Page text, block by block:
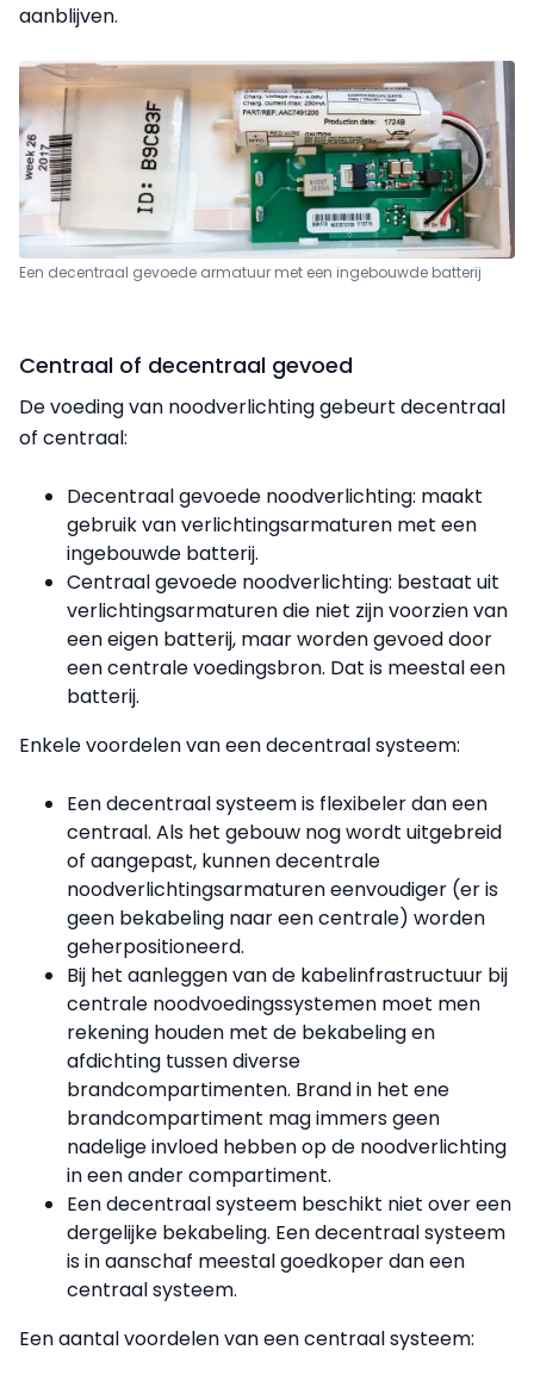
aanblijven.
Een decentraal gevoede armatuur met een ingebouwde batterij
Centraal of decentraal gevoed
De voeding van noodverlichting gebeurt decentraal
of centraal:
Decentraal gevoede noodverlichting: maakt
gebruik van verlichtingsarmaturen met een
ingebouwde batterij.
Centraal gevoede noodverlichting: bestaat uit
verlichtingsarmaturen die niet zijn voorzien van
een eigen batterij, maar worden gevoed door
een centrale voedingsbron. Dat is meestal een
batterij.
Enkele voordelen van een decentraal systeem:
Een decentraal systeem is flexibeler dan een
centraal. Als het gebouw nog wordt uitgebreid
of aangepast, kunnen decentrale
noodverlichtingsarmaturen eenvoudiger (er is
geen bekabeling naar een centrale) worden
geherpositioneerd.
Bij het aanleggen van de kabelinfrastructuur bij
centrale noodvoedingssystemen moet men
rekening houden met de bekabeling en
afdichting tussen diverse
brandcompartimenten. Brand in het ene
brandcompartiment mag immers geen
nadelige invloed hebben op de noodverlichting
in een ander compartiment.
Een decentraal systeem beschikt niet over een
dergelijke bekabeling. Een decentraal systeem
is in aanschaf meestal goedkoper dan een
centraal systeem.
Een aantal voordelen van een centraal systeem: